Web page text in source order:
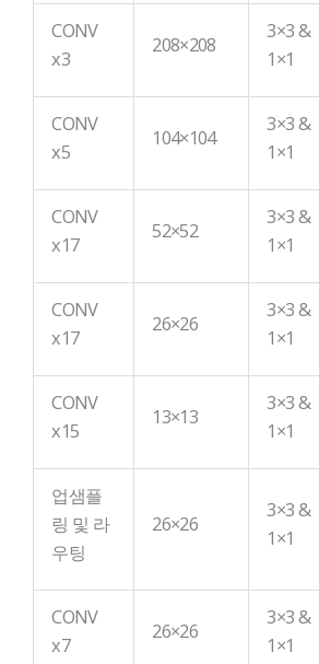
CONV
x3
208×208
3×3 &
1×1
CONV
x5
104×104
3×3 &
1×1
CONV
x17
52×52
3×3 &
1×1
CONV
x17
26×26
3×3 &
1×1
CONV
x15
13×13
3×3 &
1×1
업샘플
링 및 라
우팅
26×26
3×3 &
1×1
CONV
x7
26×26
3×3 &
1×1